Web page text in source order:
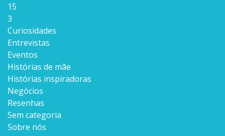
15
3
Curiosidades
Entrevistas
Eventos
Histórias de mãe
Histórias inspiradoras
Negócios
Resenhas
Sem categoria
Sobre nós